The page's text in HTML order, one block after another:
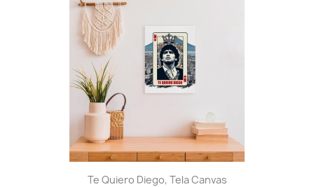
Te Quiero Diego, Tela Canvas